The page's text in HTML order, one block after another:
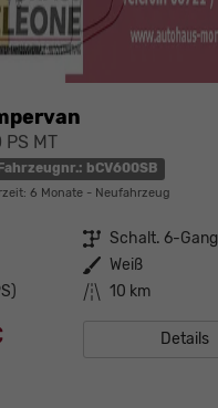
PS MT
Fahrzeugnr.: bCV600SB
6 Monate Neufahrzeug
Getriebe Schalt. 6-Gang
Außenfarbe Weiß
Kilometerstand 10 km
Details